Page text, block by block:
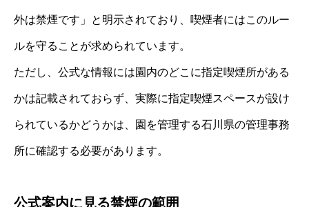
外は禁煙です」と明示されており、喫煙者にはこのルー
ルを守ることが求められています。
ただし、公式な情報には園内のどこに指定喫煙所がある
かは記載されておらず、実際に指定喫煙スペースが設け
られているかどうかは、園を管理する石川県の管理事務
所に確認する必要があります。
公式案内に見る禁煙の範囲